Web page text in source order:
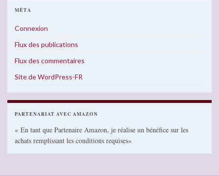
MÉTA
Connexion
Flux des publications
Flux des commentaires
Site de WordPress-FR
PARTENARIAT AVEC AMAZON
« En tant que Partenaire Amazon, je réalise un bénéfice sur les
achats remplissant les conditions requises»